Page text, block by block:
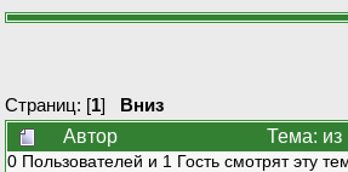
Страниц: [1] Вниз
Автор
Тема: из
0 Пользователей и 1 Гость смотрят эту